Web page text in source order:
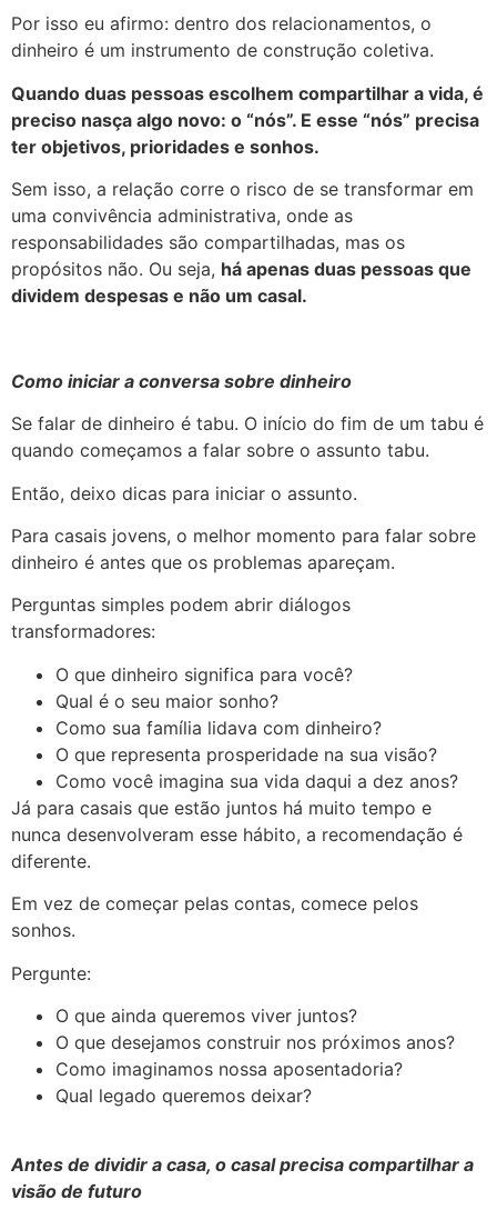
Por isso eu afirmo: dentro dos relacionamentos, o
dinheiro é um instrumento de construção coletiva.
Quando duas pessoas escolhem compartilhar a vida, é
preciso nasça algo novo: o “nós”. E esse “nós” precisa
ter objetivos, prioridades e sonhos.
Sem isso, a relação corre o risco de se transformar em
uma convivência administrativa, onde as
responsabilidades são compartilhadas, mas os
propósitos não. Ou seja, há apenas duas pessoas que
dividem despesas e não um casal.
Como iniciar a conversa sobre dinheiro
Se falar de dinheiro é tabu. O início do fim de um tabu é
quando começamos a falar sobre o assunto tabu.
Então, deixo dicas para iniciar o assunto.
Para casais jovens, o melhor momento para falar sobre
dinheiro é antes que os problemas apareçam.
Perguntas simples podem abrir diálogos
transformadores:
O que dinheiro significa para você?
Qual é o seu maior sonho?
Como sua família lidava com dinheiro?
O que representa prosperidade na sua visão?
Como você imagina sua vida daqui a dez anos?
Já para casais que estão juntos há muito tempo e
nunca desenvolveram esse hábito, a recomendação é
diferente.
Em vez de começar pelas contas, comece pelos
sonhos.
Pergunte:
O que ainda queremos viver juntos?
O que desejamos construir nos próximos anos?
Como imaginamos nossa aposentadoria?
Qual legado queremos deixar?
Antes de dividir a casa, o casal precisa compartilhar a
visão de futuro